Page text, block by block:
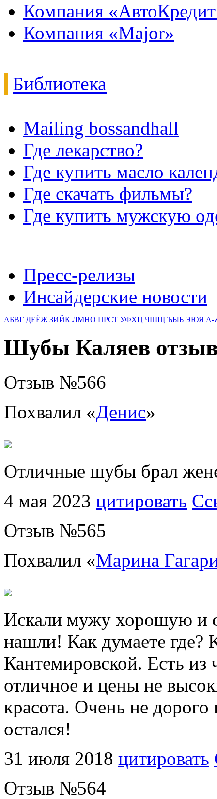
Компания
Компания «Major»
Библиотека
Mailing bossandhall
Где лекарство?
Где купить масло
Где скачать фильмы?
Где купить мужскую
Пресс-релизы
Инсайдерские новости
АБВГ ДЕЁЖ ЗИЙК ЛМНО ПРСТ УФХЦ ЧШЩ ЪЫЬ ЭЮЯ A-
Шубы Каляев
Отзыв №566
Похвалил «Денис»
Отличные шубы брал
4 мая 2023 цитировать
Отзыв №565
Похвалил «Марина
Искали мужу хорошую и
нашли! Как думаете где?
Кантемировской. Есть из
отличное и цены не
красота. Очень не
остался!
31 июля 2018 цитировать
Отзыв №564